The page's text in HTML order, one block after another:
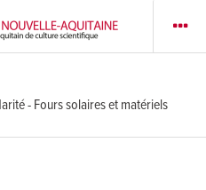
- Fours solaires et matériels